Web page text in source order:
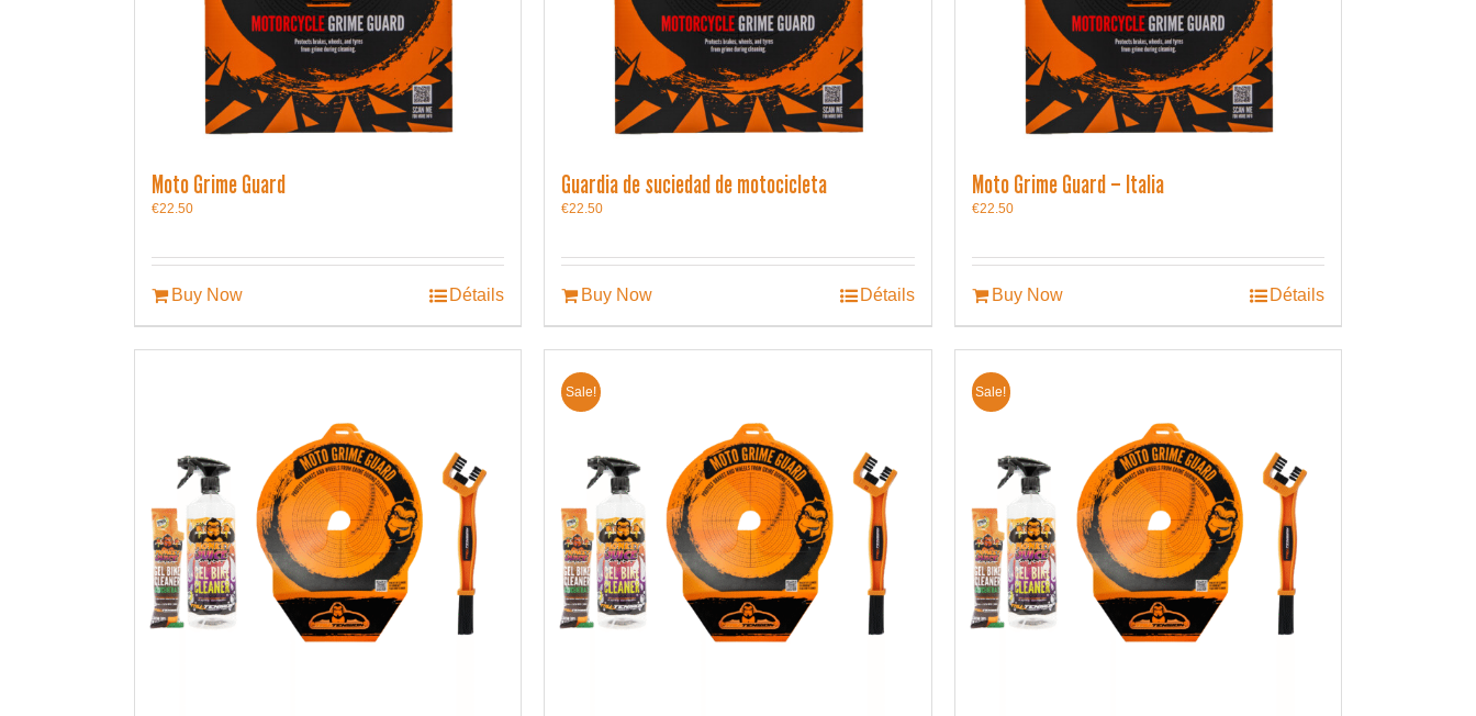
Moto Grime Guard
€22.50
Buy Now Détails
Guardia de suciedad de motocicleta
€22.50
Buy Now Détails
Moto Grime Guard – Italia
€22.50
Buy Now Détails
Sale! Sale!